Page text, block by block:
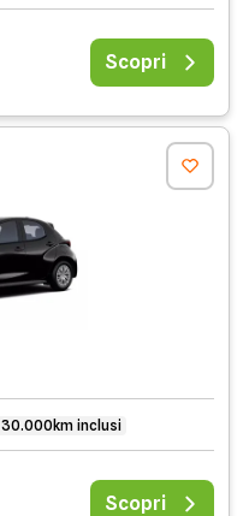
Scopri
30.000km inclusi
Scopri